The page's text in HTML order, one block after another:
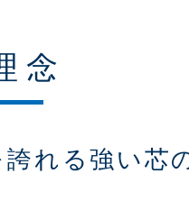
念
れる強い芯